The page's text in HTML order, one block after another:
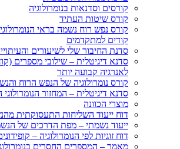
קורסים וסדנאות בנומרולוגיה
קורס שיטות העתיד
קורס נפש רוח נשמה בראי
קודים למתקדמים
סדנת החיבור שלי לשיעורים
סדנא דיגיטלית – שילובי מספרים
לאנרגיה קבועה יותר
קורס נומרולוגיה של הנפש הרוח
סדנא דיגיטלית – המחזור הנומרולוגי
מוצרי הכוונה
דוח ייעוד השליחות התעסוקתית
ייעוד נשמתי – מפת הדרכים של
דוח זוגיות לפי הנומרולוגיה –
מאמר – המספרים החסרים